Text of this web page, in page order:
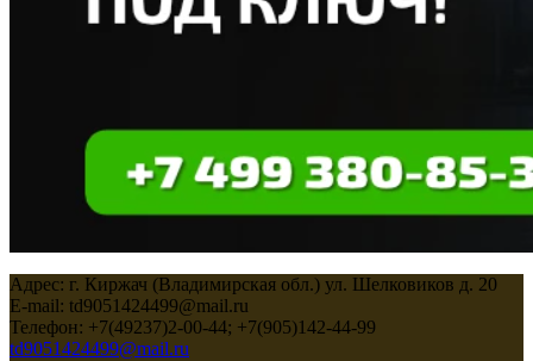
Адрес: г. Киржач (Владимирская обл.) ул. Шелковиков д. 20
E-mail: td9051424499@mail.ru
Телефон: +7(49237)2-00-44; +7(905)142-44-99
td9051424499@mail.ru